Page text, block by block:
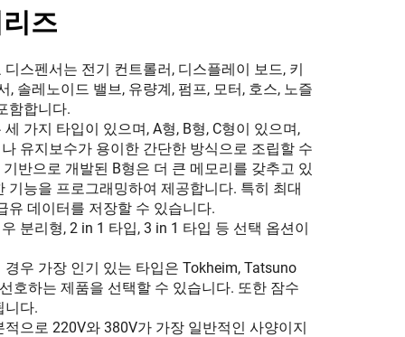
즈
스펜서는 전기 컨트롤러, 디스플레이 보드, 키
, 솔레노이드 밸브, 유량계, 펌프, 모터, 호스, 노즐
함합니다.
가지 타입이 있으며, A형, B형, C형이 있으며,
유지보수가 용이한 간단한 방식으로 조립할 수
반으로 개발된 B형은 더 큰 메모리를 갖추고 있
기능을 프로그래밍하여 제공합니다. 특히 최대
유 데이터를 저장할 수 있습니다.
분리형, 2 in 1 타입, 3 in 1 타입 등 선택 옵션이
우 가장 인기 있는 타입은 Tokheim, Tatsuno
호하는 제품을 선택할 수 있습니다. 또한 잠수
니다.
으로 220V와 380V가 가장 일반적인 사양이지